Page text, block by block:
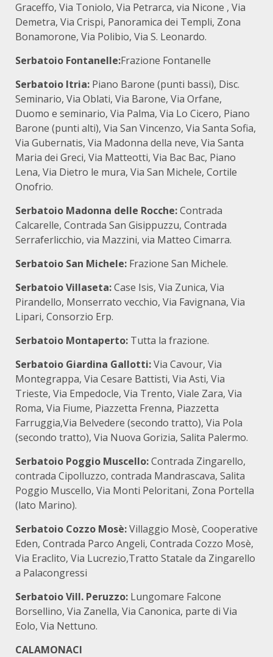
Graceffo, Via Toniolo, Via Petrarca, via Nicone , Via
Demetra, Via Crispi, Panoramica dei Templi, Zona
Bonamorone, Via Polibio, Via S. Leonardo.
Serbatoio Fontanelle:Frazione Fontanelle
Serbatoio Itria: Piano Barone (punti bassi), Disc.
Seminario, Via Oblati, Via Barone, Via Orfane,
Duomo e seminario, Via Palma, Via Lo Cicero, Piano
Barone (punti alti), Via San Vincenzo, Via Santa Sofia,
Via Gubernatis, Via Madonna della neve, Via Santa
Maria dei Greci, Via Matteotti, Via Bac Bac, Piano
Lena, Via Dietro le mura, Via San Michele, Cortile
Onofrio.
Serbatoio Madonna delle Rocche:Contrada
Calcarelle, Contrada San Gisippuzzu, Contrada
Serraferlicchio, via Mazzini, via Matteo Cimarra.
Serbatoio San Michele: Frazione San Michele.
Serbatoio Villaseta:Case Isis, Via Zunica, Via
Pirandello, Monserrato vecchio, Via Favignana, Via
Lipari, Consorzio Erp.
Serbatoio Montaperto: Tutta la frazione.
Serbatoio Giardina Gallotti:Via Cavour, Via
Montegrappa, Via Cesare Battisti, Via Asti, Via
Trieste, Via Empedocle, Via Trento, Viale Zara, Via
Roma, Via Fiume, Piazzetta Frenna, Piazzetta
Farruggia,Via Belvedere (secondo tratto), Via Pola
(secondo tratto), Via Nuova Gorizia, Salita Palermo.
Serbatoio Poggio Muscello:Contrada Zingarello,
contrada Cipolluzzo, contrada Mandrascava, Salita
Poggio Muscello, Via Monti Peloritani, Zona Portella
(lato Marino).
Serbatoio Cozzo Mosè:Villaggio Mosè, Cooperative
Eden, Contrada Parco Angeli, Contrada Cozzo Mosè,
Via Eraclito, Via Lucrezio,Tratto Statale da Zingarello
a Palacongressi
Serbatoio Vill. Peruzzo: Lungomare Falcone
Borsellino, Via Zanella, Via Canonica, parte di Via
Eolo, Via Nettuno.
CALAMONACI